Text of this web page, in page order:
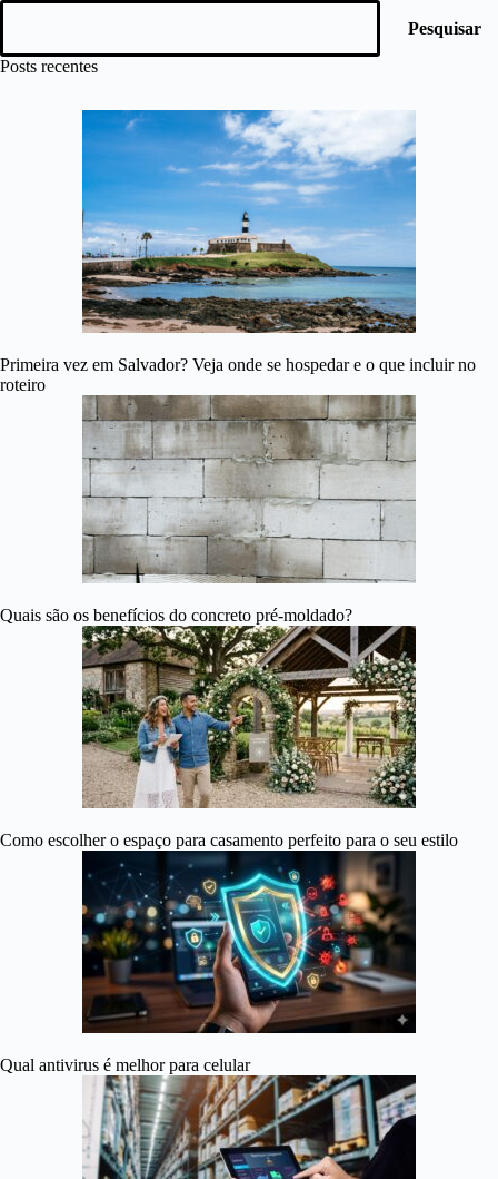
Pesquisar
Posts recentes
Primeira vez em Salvador? Veja onde se hospedar e o que incluir no
roteiro
Quais são os benefícios do concreto pré-moldado?
Como escolher o espaço para casamento perfeito para o seu estilo
Qual antivirus é melhor para celular